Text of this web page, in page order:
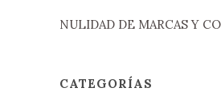
NULIDAD DE MARCAS Y
CATEGORÍAS